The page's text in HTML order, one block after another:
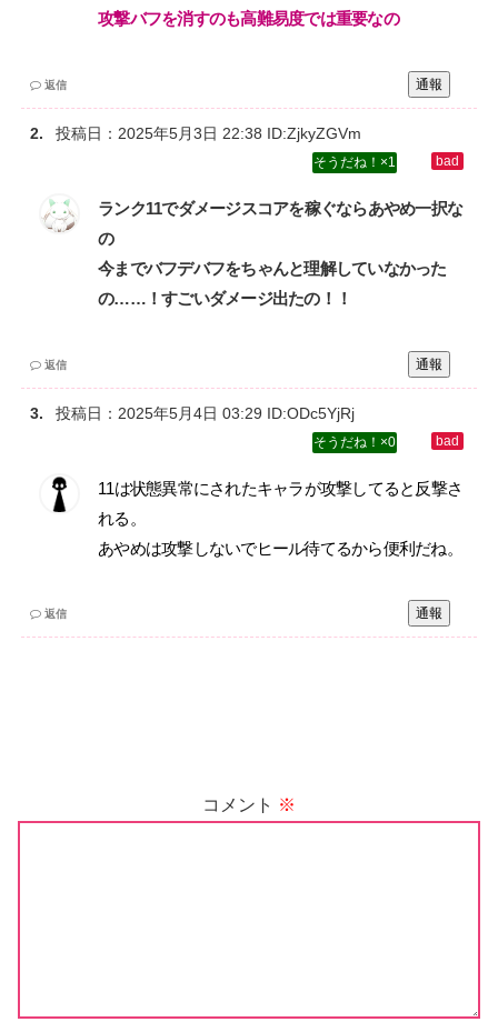
攻撃バフを消すのも高難易度では重要なの
通報
返信
投稿日： 2025年5月3日 22:38 ID:ZjkyZGVm
1
ランク11でダメージスコアを稼ぐならあやめ一択な
の‌
今までバフデバフをちゃんと理解していなかった
の……！すごいダメージ出たの！！
通報
返信
投稿日： 2025年5月4日 03:29 ID:ODc5YjRj
0
11は状態異常にされたキャラが攻撃してると反撃さ
れる。‌
あやめは攻撃しないでヒール待てるから便利だね。
通報
返信
コメント ※